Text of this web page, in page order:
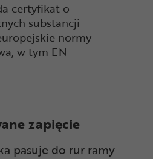
certyfikat o
substancji
normy
w tym EN
zapięcie
pasuje do rur ramy